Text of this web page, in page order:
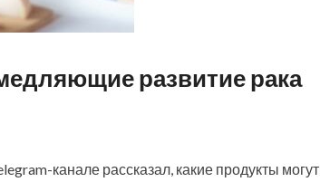
развитие рака
канале рассказал, какие продукты могут